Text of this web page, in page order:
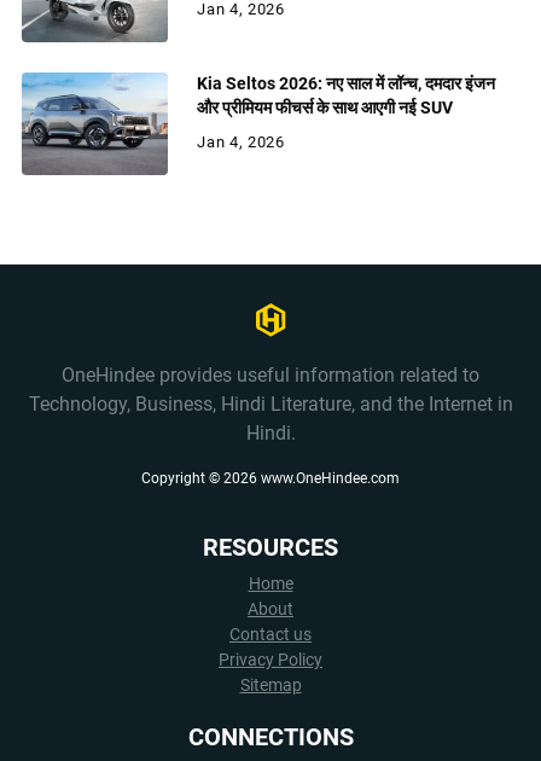
Jan 4, 2026
Kia Seltos 2026: नए साल में लॉन्च, दमदार इंजन
और प्रीमियम फीचर्स के साथ आएगी नई SUV
Jan 4, 2026
OneHindee provides useful information related to
Technology, Business, Hindi Literature, and the Internet in
Hindi.
Copyright © 2026 www.OneHindee.com
RESOURCES
Home
About
Contact us
Privacy Policy
Sitemap
CONNECTIONS